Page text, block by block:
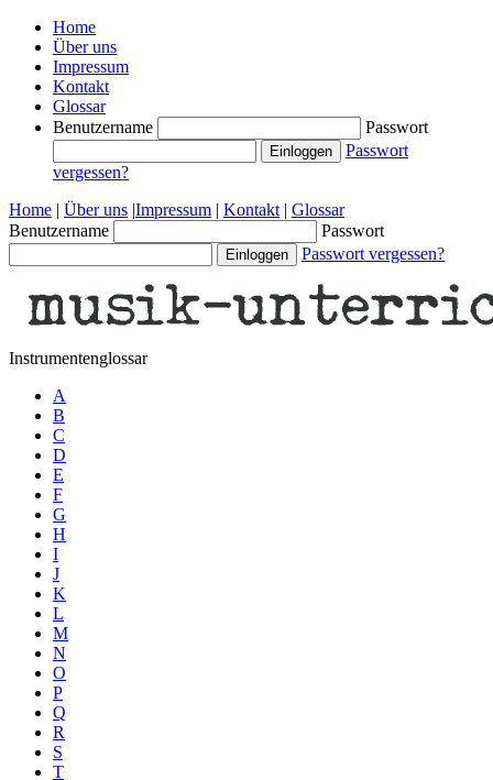
Home
Über uns
Impressum
Kontakt
Glossar
Benutzername
Passwort
Passwort
vergessen?
Home | Über uns |Impressum | Kontakt | Glossar
Benutzername
Passwort
Passwort vergessen?
Instrumentenglossar
A
B
C
D
E
F
G
H
I
J
K
L
M
N
O
P
Q
R
S
T